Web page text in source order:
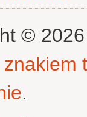
©
znakiem
.